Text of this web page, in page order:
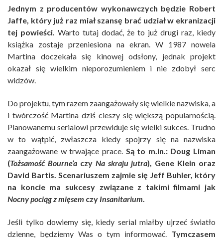
Jednym z producentów wykonawczych będzie Robert
Jaffe, który już raz miał szansę brać udział w ekranizacji
tej powieści. Warto tutaj dodać, że to już drugi raz, kiedy
książka zostaje przeniesiona na ekran. W 1987 nowela
Martina doczekała się kinowej odsłony, jednak projekt
okazał się wielkim nieporozumieniem i nie zdobył serc
widzów.
Do projektu, tym razem zaangażowały się wielkie nazwiska, a
i twórczość Martina dziś cieszy się większą popularnością.
Planowanemu serialowi przewiduje się wielki sukces. Trudno
w to wątpić, zwłaszcza kiedy spojrzy się na nazwiska
zaangażowane w trwające prace. Są to m.in.: Doug Liman
(Tożsamość Bourne’aczy Na skraju jutra), Gene Klein oraz
David Bartis. Scenariuszem zajmie się Jeff Buhler, który
na koncie ma sukcesy związane z takimi filmami jak
Nocny pociąg z mięsem czy Insanitarium
Jeśli tylko dowiemy się, kiedy serial miałby ujrzeć światło
dzienne, będziemy Was o tym informować. Tymczasem